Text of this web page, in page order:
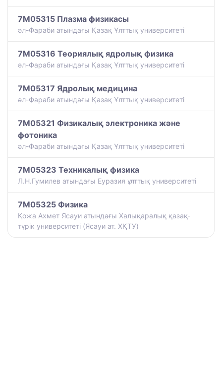
7M05315 Плазма физикасы
әл-Фараби атындағы Қазақ Ұлттық университеті
7M05316 Теориялық ядролық физика
әл-Фараби атындағы Қазақ Ұлттық университеті
7M05317 Ядролық медицина
әл-Фараби атындағы Қазақ Ұлттық университеті
7M05321 Физикалық электроника және
фотоника
әл-Фараби атындағы Қазақ Ұлттық университеті
7M05323 Техникалық физика
Л.Н.Гумилев атындағы Еуразия ұлттық университеті
7M05325 Физика
Қожа Ахмет Ясауи атындағы Халықаралық қазақ-
түрiк университетi (Ясауи ат. ХҚТУ)